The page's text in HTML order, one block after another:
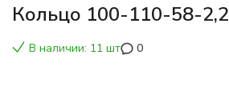
Кольцо 100-110-58-2,2
В наличии: 11 шт 0